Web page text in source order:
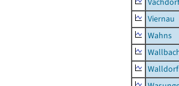
Viernau
Wahns
Walldorf